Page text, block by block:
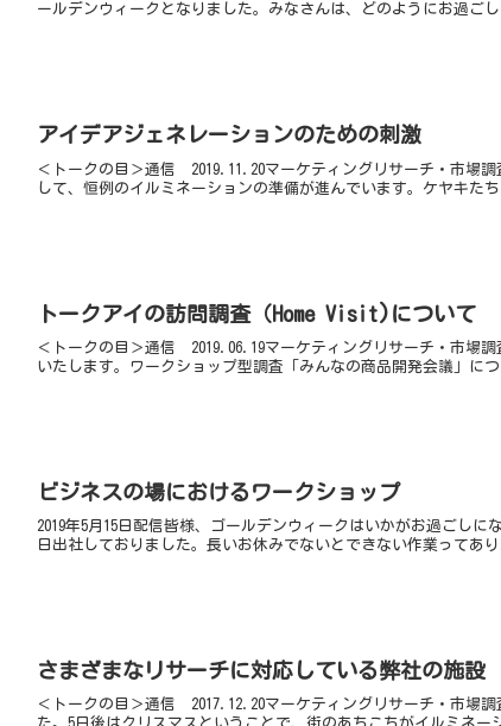
ールデンウィークとなりました。みなさんは、どのようにお過ご
アイデアジェネレーションのための刺激
＜トークの目＞通信 2019.11.20マーケティングリサーチ・市場
して、恒例のイルミネーションの準備が進んでいます。ケヤキた
トークアイの訪問調査（Home Visit)について
＜トークの目＞通信 2019.06.19マーケティングリサーチ・市場
いたします。ワークショップ型調査「みんなの商品開発会議」に
ビジネスの場におけるワークショップ
2019年5月15日配信皆様、ゴールデンウィークはいかがお過ごし
日出社しておりました。長いお休みでないとできない作業ってあ
さまざまなリサーチに対応している弊社の施設
＜トークの目＞通信 2017.12.20マーケティングリサーチ・市場